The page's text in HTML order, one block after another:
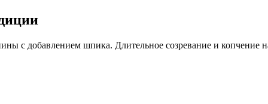
с добавлением шпика. Длительное созревание и